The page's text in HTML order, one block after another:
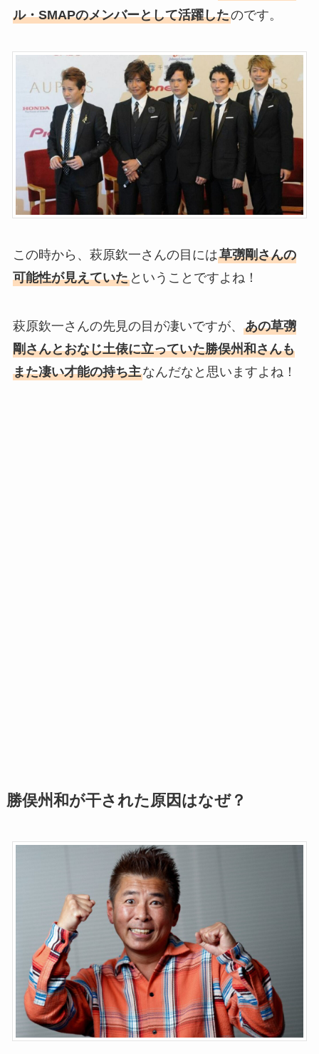
ル・SMAPのメンバーとして活躍したのです。
この時から、萩原欽一さんの目には草彅剛さんの
可能性が見えていたということですよね！
萩原欽一さんの先見の目が凄いですが、 あの草彅
剛さんとおなじ土俵に立っていた勝俣州和さんも
また凄い才能の持ち主なんだなと思いますよね！
勝俣州和が干された原因はなぜ？